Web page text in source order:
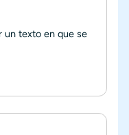
un texto en que se